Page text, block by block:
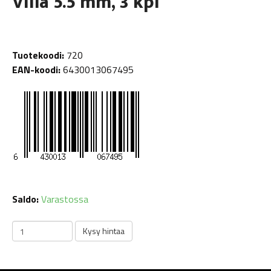
Tuotekoodi: 720
EAN-koodi:6430013067495
Saldo:Varastossa